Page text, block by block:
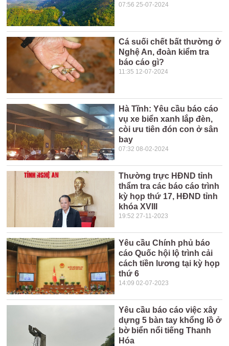
07:56 25-07-2024
Cá suối chết bất thường ở
Nghệ An, đoàn kiểm tra
báo cáo gì?
11:35 12-07-2024
Hà Tĩnh: Yêu cầu báo cáo
vụ xe biển xanh lắp đèn,
còi ưu tiên đón con ở sân
bay
07:32 08-02-2024
Thường trực HĐND tỉnh
thẩm tra các báo cáo trình
kỳ họp thứ 17, HĐND tỉnh
khóa XVIII
19:52 27-11-2023
Yêu cầu Chính phủ báo
cáo Quốc hội lộ trình cải
cách tiền lương tại kỳ họp
thứ 6
14:09 02-07-2023
Yêu cầu báo cáo việc xây
dựng 5 bàn tay khổng lồ ở
bờ biển nổi tiếng Thanh
Hóa